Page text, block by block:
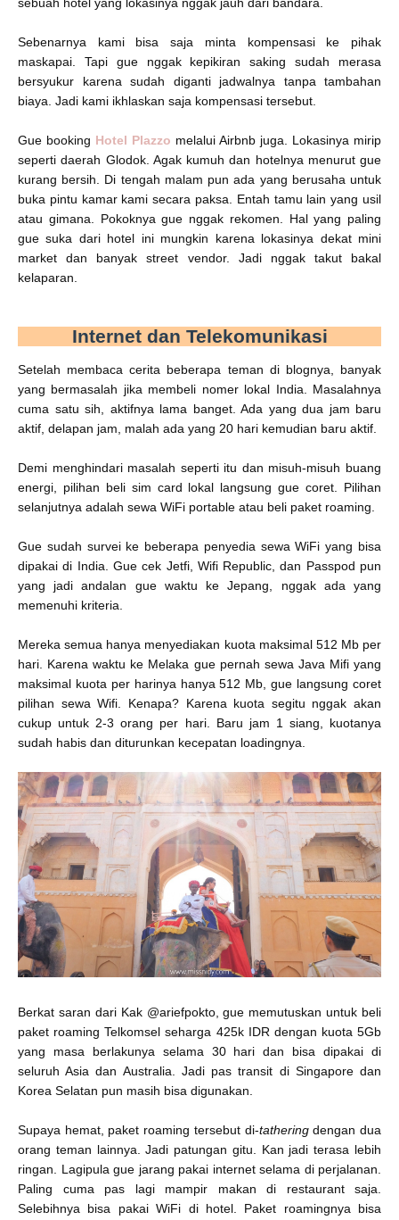
sebuah hotel yang lokasinya nggak jauh dari bandara.
Sebenarnya kami bisa saja minta kompensasi ke pihak
maskapai. Tapi gue nggak kepikiran saking sudah merasa
bersyukur karena sudah diganti jadwalnya tanpa tambahan
biaya. Jadi kami ikhlaskan saja kompensasi tersebut.
Gue booking Hotel Plazzo melalui Airbnb juga. Lokasinya mirip
seperti daerah Glodok. Agak kumuh dan hotelnya menurut gue
kurang bersih. Di tengah malam pun ada yang berusaha untuk
buka pintu kamar kami secara paksa. Entah tamu lain yang usil
atau gimana. Pokoknya gue nggak rekomen. Hal yang paling
gue suka dari hotel ini mungkin karena lokasinya dekat mini
market dan banyak street vendor. Jadi nggak takut bakal
kelaparan.
Internet dan Telekomunikasi
Setelah membaca cerita beberapa teman di blognya, banyak
yang bermasalah jika membeli nomer lokal India. Masalahnya
cuma satu sih, aktifnya lama banget. Ada yang dua jam baru
aktif, delapan jam, malah ada yang 20 hari kemudian baru aktif.
Demi menghindari masalah seperti itu dan misuh-misuh buang
energi, pilihan beli sim card lokal langsung gue coret. Pilihan
selanjutnya adalah sewa WiFi portable atau beli paket roaming.
Gue sudah survei ke beberapa penyedia sewa WiFi yang bisa
dipakai di India. Gue cek Jetfi, Wifi Republic, dan Passpod pun
yang jadi andalan gue waktu ke Jepang, nggak ada yang
memenuhi kriteria.
Mereka semua hanya menyediakan kuota maksimal 512 Mb per
hari. Karena waktu ke Melaka gue pernah sewa Java Mifi yang
maksimal kuota per harinya hanya 512 Mb, gue langsung coret
pilihan sewa Wifi. Kenapa? Karena kuota segitu nggak akan
cukup untuk 2-3 orang per hari. Baru jam 1 siang, kuotanya
sudah habis dan diturunkan kecepatan loadingnya.
Berkat saran dari Kak @ariefpokto, gue memutuskan untuk beli
paket roaming Telkomsel seharga 425k IDR dengan kuota 5Gb
yang masa berlakunya selama 30 hari dan bisa dipakai di
seluruh Asia dan Australia. Jadi pas transit di Singapore dan
Korea Selatan pun masih bisa digunakan.
Supaya hemat, paket roaming tersebut di-tatheringdengan dua
orang teman lainnya. Jadi patungan gitu. Kan jadi terasa lebih
ringan. Lagipula gue jarang pakai internet selama di perjalanan.
Paling cuma pas lagi mampir makan di restaurant saja.
Selebihnya bisa pakai WiFi di hotel. Paket roamingnya bisa